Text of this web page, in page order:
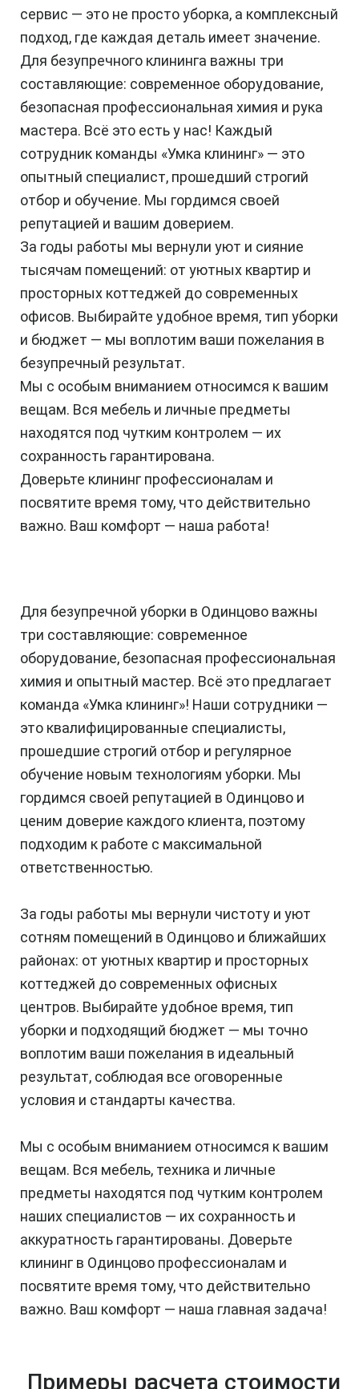
сервис — это не просто уборка, а комплексный
подход, где каждая деталь имеет значение.
Для безупречного клининга важны три
составляющие: современное оборудование,
безопасная профессиональная химия и рука
мастера. Всё это есть у нас! Каждый
сотрудник команды «Умка клининг» — это
опытный специалист, прошедший строгий
отбор и обучение. Мы гордимся своей
репутацией и вашим доверием.
За годы работы мы вернули уют и сияние
тысячам помещений: от уютных квартир и
просторных коттеджей до современных
офисов. Выбирайте удобное время, тип уборки
и бюджет — мы воплотим ваши пожелания в
безупречный результат.
Мы с особым вниманием относимся к вашим
вещам. Вся мебель и личные предметы
находятся под чутким контролем — их
сохранность гарантирована.
Доверьте клининг профессионалам и
посвятите время тому, что действительно
важно. Ваш комфорт — наша работа!
Для безупречной уборки в Одинцово важны
три составляющие: современное
оборудование, безопасная профессиональная
химия и опытный мастер. Всё это предлагает
команда «Умка клининг»! Наши сотрудники —
это квалифицированные специалисты,
прошедшие строгий отбор и регулярное
обучение новым технологиям уборки. Мы
гордимся своей репутацией в Одинцово и
ценим доверие каждого клиента, поэтому
подходим к работе с максимальной
ответственностью.
За годы работы мы вернули чистоту и уют
сотням помещений в Одинцово и ближайших
районах: от уютных квартир и просторных
коттеджей до современных офисных
центров. Выбирайте удобное время, тип
уборки и подходящий бюджет — мы точно
воплотим ваши пожелания в идеальный
результат, соблюдая все оговоренные
условия и стандарты качества.
Мы с особым вниманием относимся к вашим
вещам. Вся мебель, техника и личные
предметы находятся под чутким контролем
наших специалистов — их сохранность и
аккуратность гарантированы. Доверьте
клининг в Одинцово профессионалам и
посвятите время тому, что действительно
важно. Ваш комфорт — наша главная задача!
Примеры расчета стоимости